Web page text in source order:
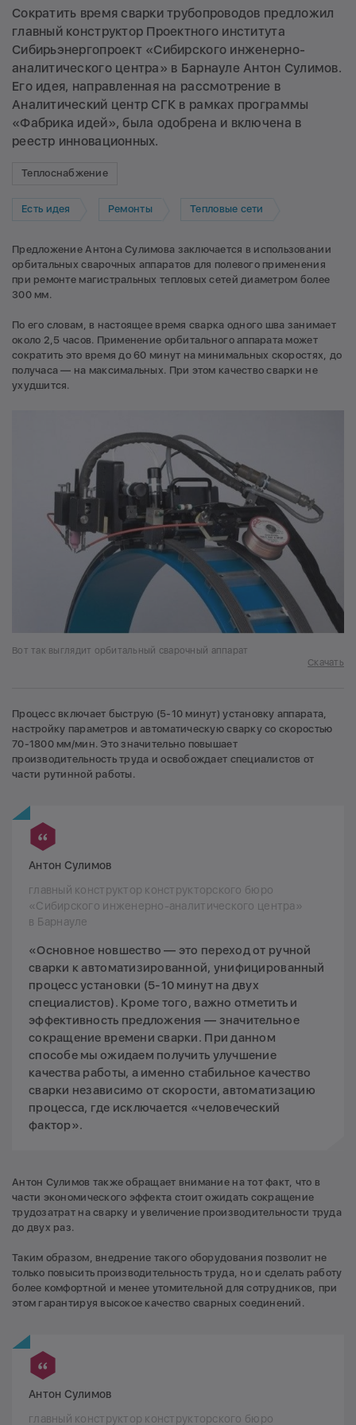
Сократить время сварки трубопроводов предложил
главный конструктор Проектного института
Сибирьэнергопроект «Сибирского инженерно-
аналитического центра» в Барнауле Антон Сулимов.
Его идея, направленная на рассмотрение в
Аналитический центр СГК в рамках программы
«Фабрика идей», была одобрена и включена в
реестр инновационных.
Теплоснабжение
Есть идея Ремонты Тепловые сети
Предложение Антона Сулимова заключается в использовании
орбитальных сварочных аппаратов для полевого применения
при ремонте магистральных тепловых сетей диаметром более
300 мм.
По его словам, в настоящее время сварка одного шва занимает
около 2,5 часов. Применение орбитального аппарата может
сократить это время до 60 минут на минимальных скоростях, до
получаса — на максимальных. При этом качество сварки не
ухудшится.
Вот так выглядит орбитальный сварочный аппарат
Скачать
Процесс включает быструю (5-10 минут) установку аппарата,
настройку параметров и автоматическую сварку со скоростью
70-1800 мм/мин. Это значительно повышает
производительность труда и освобождает специалистов от
части рутинной работы.
Антон Сулимов
главный конструктор конструкторского бюро
«Сибирского инженерно-аналитического центра»
в Барнауле
«Основное новшество — это переход от ручной
сварки к автоматизированной, унифицированный
процесс установки (5-10 минут на двух
специалистов). Кроме того, важно отметить и
эффективность предложения — значительное
сокращение времени сварки. При данном
способе мы ожидаем получить улучшение
качества работы, а именно стабильное качество
сварки независимо от скорости, автоматизацию
процесса, где исключается «человеческий
фактор».
Антон Сулимов также обращает внимание на тот факт, что в
части экономического эффекта стоит ожидать сокращение
трудозатрат на сварку и увеличение производительности труда
до двух раз.
Таким образом, внедрение такого оборудования позволит не
только повысить производительность труда, но и сделать работу
более комфортной и менее утомительной для сотрудников, при
этом гарантируя высокое качество сварных соединений.
Антон Сулимов
главный конструктор конструкторского бюро